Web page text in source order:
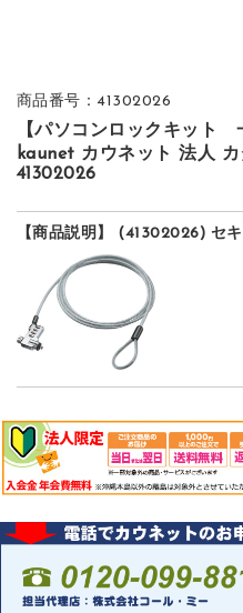
商品番号：41302026
【パソコンロックキット
kaunet カウネット 法人
41302026
【商品説明】 (41302026) セ